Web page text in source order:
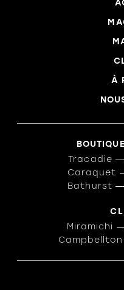
À
Tracadie ―
Caraquet
Bathurst ―
Miramichi
Campbellton